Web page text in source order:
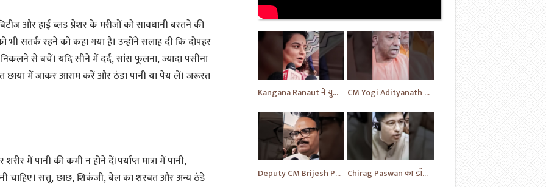
और हाई ब्लड प्रेशर के मरीजों को सावधानी बरतने की
सतर्क रहने को कहा गया है। उन्होंने सलाह दी कि दोपहर
से बचें। यदि सीने में दर्द, सांस फूलना, ज्यादा पसीना
छाया में जाकर आराम करें और ठंडा पानी या पेय लें। जरूरत
में पानी की कमी न होने दें।पर्याप्त मात्रा में पानी,
चाहिए। सत्तू, छाछ, शिकंजी, बेल का शरबत और अन्य ठंडे
Kangana Ranaut ने युवाओं के लिए दिया एक बयान | News Today | #shorts #ytshorts #news #yt CM Yogi Adityanath का विपक्ष की खोली पोल | News | BJP News | #shorts #yt #news #ytshorts
Deputy CM Brijesh Pathak ने दी MP Uma Shankar के लिए की प्रार्थना | Uttar Pradesh News #shorts #yt Chirag Paswan का डॉक्टरों को लेकर यह सवाल | BJP | BJP News | Parliament | #shorts #ytnewshorts #yt